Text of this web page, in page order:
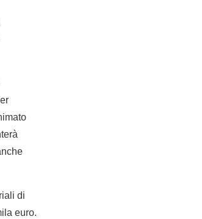
di
euro.